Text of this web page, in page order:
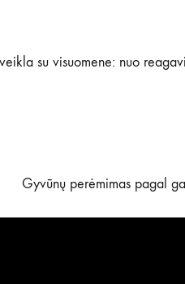
su visuomene: nuo
Gyvūnų perėmimas pagal